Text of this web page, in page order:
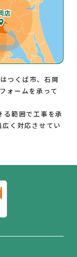
つくば市、石岡
ォームを承って
範囲で工事を承
く対応させてい